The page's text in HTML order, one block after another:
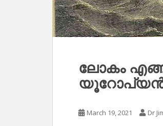
ലോകം
യൂറോപ്യൻ
March 19, 2021 Dr